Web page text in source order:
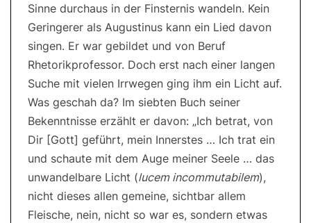
Sinne durchaus in der Finsternis wandeln. Kein
Geringerer als Augustinus kann ein Lied davon
singen. Er war gebildet und von Beruf
Rhetorikprofessor. Doch erst nach einer langen
Suche mit vielen Irrwegen ging ihm ein Licht auf.
Was geschah da? Im siebten Buch seiner
Bekenntnisse erzählt er davon: „Ich betrat, von
Dir [Gott] geführt, mein Innerstes … Ich trat ein
und schaute mit dem Auge meiner Seele … das
unwandelbare Licht (lucem incommutabilem),
nicht dieses allen gemeine, sichtbar allem
Fleische, nein, nicht so war es, sondern etwas